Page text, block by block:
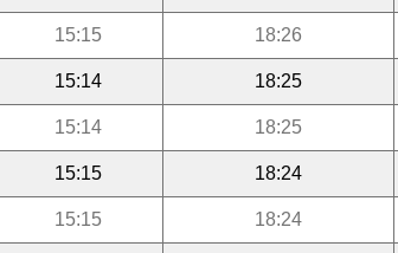
15:15 18:26
15:14 18:25
15:14 18:25
15:15 18:24
15:15 18:24